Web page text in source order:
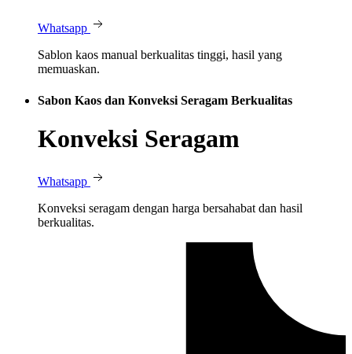
Whatsapp
Sablon kaos manual berkualitas tinggi, hasil yang
memuaskan.
Sabon Kaos dan Konveksi Seragam Berkualitas
Konveksi Seragam
Whatsapp
Konveksi seragam dengan harga bersahabat dan hasil
berkualitas.